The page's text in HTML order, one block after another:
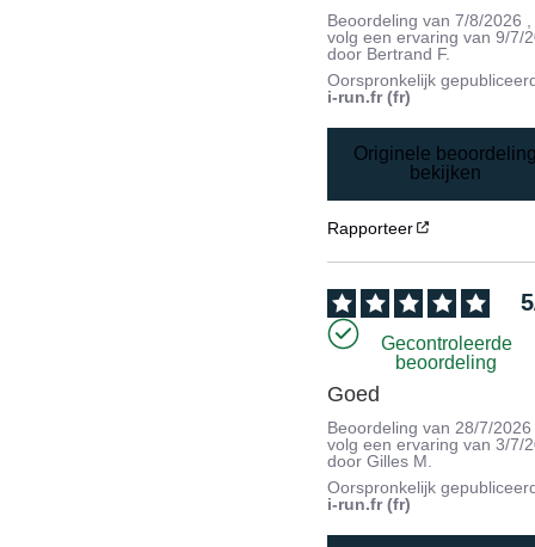
Beoordeling van7/8/2026
volg een ervaring van9/7/
door Bertrand F.
Oorspronkelijk
i-run.fr (fr)
Originele
bekijken
Rapporteer
5
Gecontroleerde
beoordeling
Goed
Beoordeling van 28/7/2026
volg een ervaring van3/7/
doorGilles M.
Oorspronkelijk
i-run.fr (fr)